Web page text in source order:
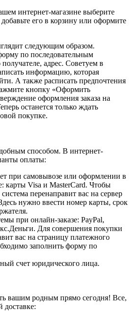
интернет-магазине выберите
его в корзину или оформите
следующим образом.
по последовательным
адрес. Советуем в
информацию, которая
А также расписать предпочтения
кнопку «Оформить
оформления заказа на
останется только ждать
покупке.
способом. В интернет-
оплаты:
при самовывозе или оформлении в
карты Visa и MasterCard. Чтобы
перенаправит вас на сервер
нужно ввести номер карты, срок
при онлайн-заказе: PayPal,
Для совершения покупки
вас на страницу платежного
заполнить форму по
счет юридического лица.
вашим родным прямо сегодня! Все,
доставке: